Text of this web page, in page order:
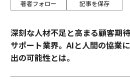
著者フォロー 記事を保存
深刻な人材不足と高まる顧客期
サポート業界。AIと人間の協業
出の可能性とは。